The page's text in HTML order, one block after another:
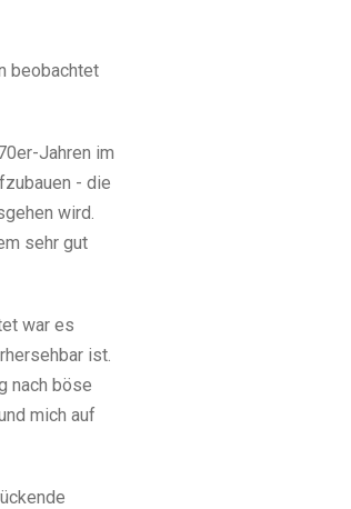
beobachtet
Jahren im
- die
wird.
sehr gut
war es
ist.
nach böse
mich auf